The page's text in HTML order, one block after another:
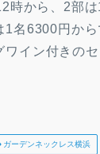
時から、2部
1名6300円か
イン付きの
ガーデンネックレス横浜